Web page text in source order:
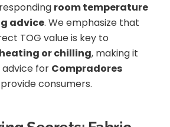
room temperature
advice. We emphasize that
TOG value is key to
or chilling, making it
for Compradores
consumers.